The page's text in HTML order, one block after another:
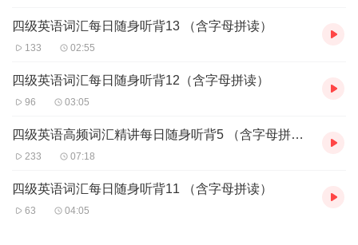
四级英语词汇每日随身听背13 （含字母拼读）
133 02:55
四级英语词汇每日随身听背12（含字母拼读）
96 03:05
四级英语高频词汇精讲每日随身听背5 （含字母拼读字幕）
233 07:18
四级英语词汇每日随身听背11 （含字母拼读）
63 04:05